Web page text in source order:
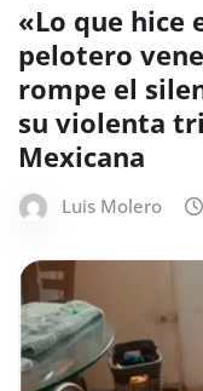
«Lo que hice
pelotero
rompe el
su violenta
Mexicana
Luis Molero